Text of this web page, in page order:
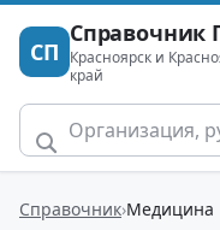
СП
Справочник
Красноярск и
край
Справочник Медицина